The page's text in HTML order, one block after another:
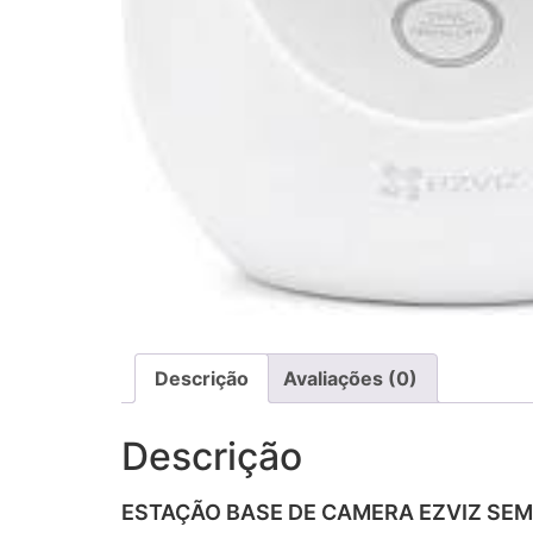
Descrição Avaliações (0)
Descrição
ESTAÇÃO BASE DE CAMERA EZVIZ